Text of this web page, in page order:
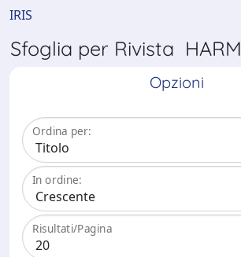
IRIS
Sfoglia per Rivista
Opzioni
Ordina per:
In ordine:
Risultati/Pagina